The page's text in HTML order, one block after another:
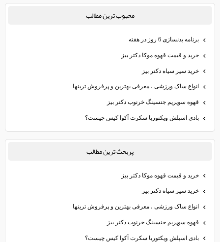
محبوب ترين مطالب
برنامه بدنسازی 6 روز در هفته
خرید و قیمت قهوه موکا دکتر بیز
خرید سیر سیاه دکتر بیز
انواع ساک ورزشی ، معرفی بهترین و پرفروش ترینها
قهوه سوپریم جنسینگ خرنوب دکتر بیز
بادی اسپلش ویکتوریا سکرت آکوا کیس چیست؟
پربحث ترين مطالب
خرید و قیمت قهوه موکا دکتر بیز
خرید سیر سیاه دکتر بیز
انواع ساک ورزشی ، معرفی بهترین و پرفروش ترینها
قهوه سوپریم جنسینگ خرنوب دکتر بیز
بادی اسپلش ویکتوریا سکرت آکوا کیس چیست؟